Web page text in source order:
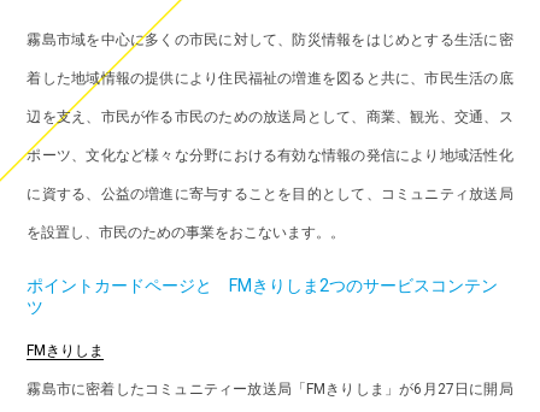
霧島市域を中心に多くの市民に対して、防災情報をはじめとする生活に密
着した地域情報の提供により住民福祉の増進を図ると共に、市民生活の底
辺を支え、市民が作る市民のための放送局として、商業、観光、交通、ス
ポーツ、文化など様々な分野における有効な情報の発信により地域活性化
に資する、公益の増進に寄与することを目的として、コミュニティ放送局
を設置し、市民のための事業をおこないます。。
ポイントカードページと FMきりしま2つのサービスコンテン
ツ
FMきりしま
霧島市に密着したコミュニティー放送局「FMきりしま」が6月27日に開局